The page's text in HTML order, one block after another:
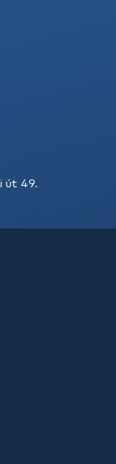
út 49.